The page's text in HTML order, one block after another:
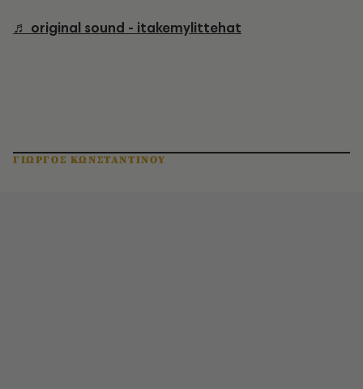
♬ original sound - itakemylittehat
ΓΙΩΡΓΟΣ ΚΩΝΣΤΑΝΤΙΝΟΥ